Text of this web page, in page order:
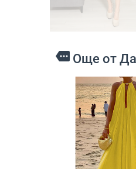
more Още от